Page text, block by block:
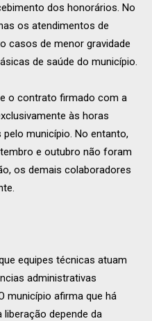
dos honorários. No
os atendimentos de
casos de menor gravidade
de saúde do município.
o contrato firmado com a
às horas
município. No entanto,
e outubro não foram
os demais colaboradores
equipes técnicas atuam
administrativas
município afirma que há
depende da